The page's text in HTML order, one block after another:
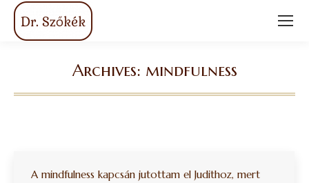
Archives: mindfulness
You are here:
A mindfulness kapcsán jutottam el Judithoz, mert